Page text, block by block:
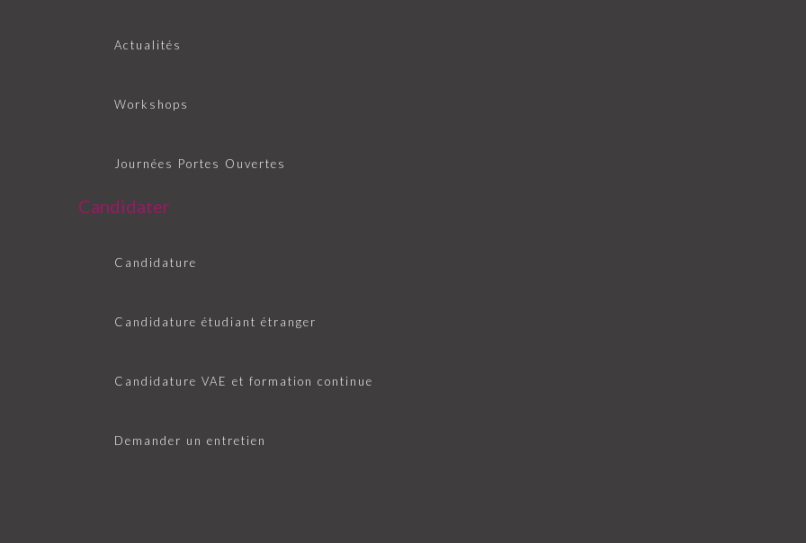
Actualités
Workshops
Journées Portes Ouvertes
Candidater
Candidature
Candidature étudiant étranger
Candidature VAE et formation continue
Demander un entretien